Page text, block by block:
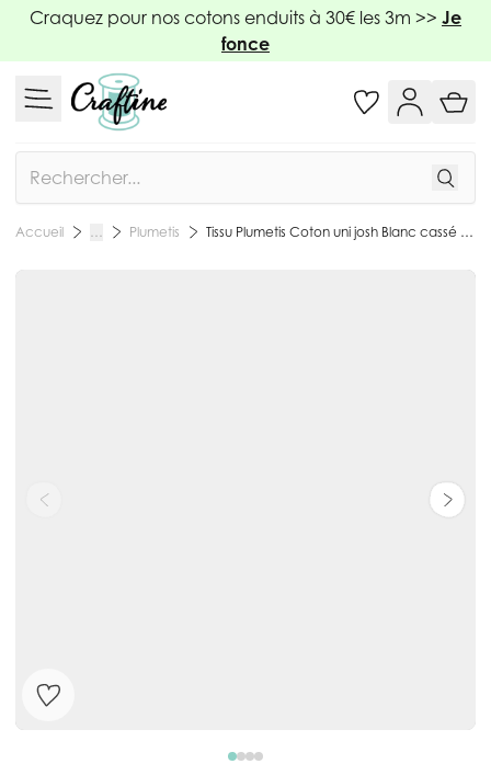
Allez au contenu
Craquez pour nos cotons enduits à 30€ les 3m >> Je
fonce
Accueil … Plumetis Tissu Plumetis Coton uni josh Blanc cassé - Par 10 cm